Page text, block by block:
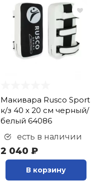
Макивара Rusco Sport
к/з 40 х 20 см черный/
белый 64086
есть в наличии
2 040 ₽
В корзину